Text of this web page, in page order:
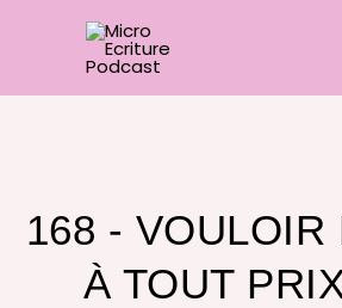
168 - VOULOIR
À TOUT